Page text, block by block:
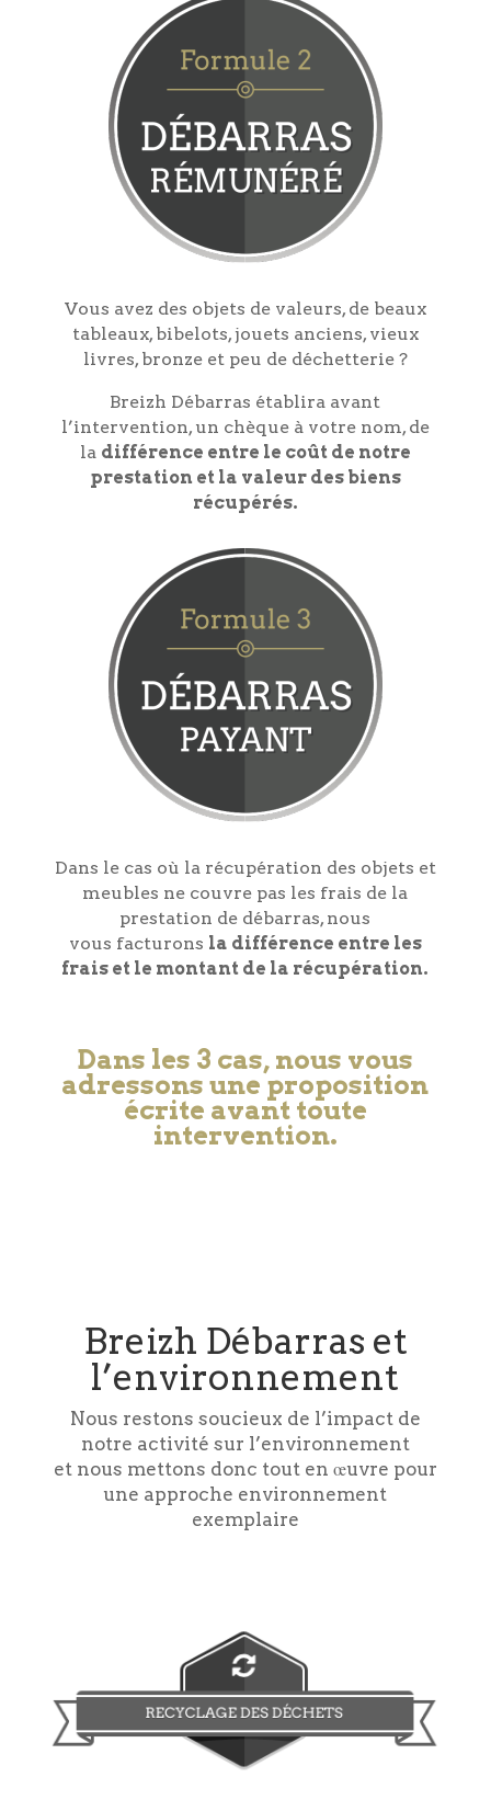
Vous avez des objets de valeurs, de beaux
tableaux, bibelots, jouets anciens, vieux
livres, bronze et peu de déchetterie ?
Breizh Débarras établira avant
l’intervention, un chèque à votre nom, de
la différence entre le coût de notre
prestation et la valeur des biens
récupérés.
Dans le cas où la récupération des objets et
meubles ne couvre pas les frais de la
prestation de débarras, nous
vous facturons la différence entre les
frais et le montant de la récupération.
Dans les 3 cas, nous vous
adressons une proposition
écrite avant toute
intervention.
Breizh Débarras et
l’environnement
Nous restons soucieux de l’impact de
notre activité sur l’environnement
et nous mettons donc tout en œuvre pour
une approche environnement
exemplaire